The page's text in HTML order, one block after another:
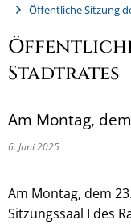
Öffentliche Sitzung
Stadtrates
Am Montag,
6. Juni 2025
Am Montag, dem
Sitzungssaal I des